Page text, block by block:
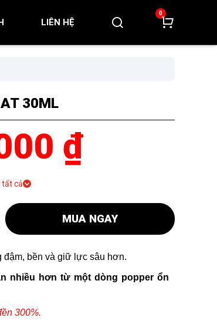
LIÊN HỆ
0
30ML
₫
tất cả
MUA NGAY
đậm, bền và giữ lực sâu hơn.
nhiều hơn từ một dòng popper ổn
300%.